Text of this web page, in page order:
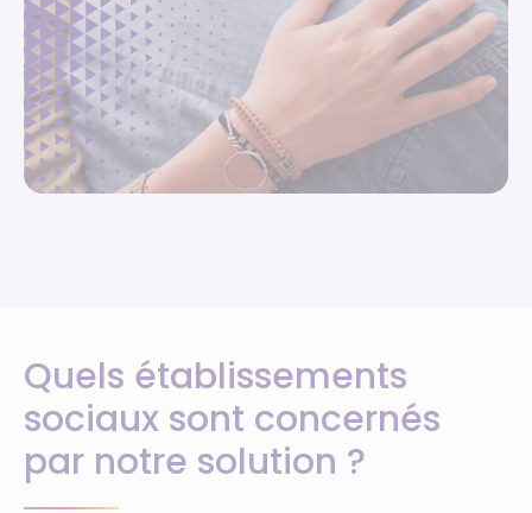
Quels établissements
sociaux sont concernés
par notre solution ?